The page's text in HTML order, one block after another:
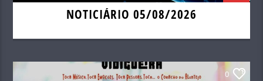
NOTICIÁRIO 05/08/2026
0